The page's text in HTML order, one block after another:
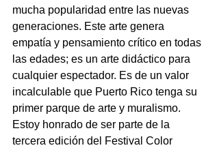
mucha popularidad entre las nuevas
generaciones. Este arte genera
empatía y pensamiento crítico en todas
las edades; es un arte didáctico para
cualquier espectador. Es de un valor
incalculable que Puerto Rico tenga su
primer parque de arte y muralismo.
Estoy honrado de ser parte de la
tercera edición del Festival Color